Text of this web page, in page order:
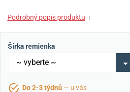
Podrobný popis produktu ↓
Šírka remienka
Do 2-3 týdnů — u vás